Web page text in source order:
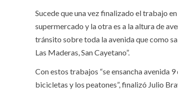
Sucede que una vez finalizado el trabajo
supermercado y la otra es a la altura de
tránsito sobre toda la avenida que como
Las Maderas, San Cayetano”.
Con estos trabajos “se ensancha avenida
bicicletas y los peatones”, finalizó Julio